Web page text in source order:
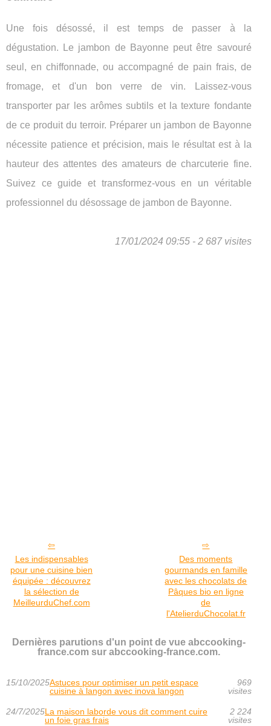
Une fois désossé, il est temps de passer à la
dégustation. Le jambon de Bayonne peut être savouré
seul, en chiffonnade, ou accompagné de pain frais, de
fromage, et d'un bon verre de vin. Laissez-vous
transporter par les arômes subtils et la texture fondante
de ce produit du terroir. Préparer un jambon de Bayonne
nécessite patience et précision, mais le résultat est à la
hauteur des attentes des amateurs de charcuterie fine.
Suivez ce guide et transformez-vous en un véritable
professionnel du désossage de jambon de Bayonne.
17/01/2024 09:55 - 2 687 visites
Les indispensables
pour une cuisine bien
équipée : découvrez
la sélection de
MeilleurduChef.com
Des moments
gourmands en famille
avec les chocolats de
Pâques bio en ligne
de
l'AtelierduChocolat.fr
Dernières parutions d'un point de vue abccooking-
france.com sur abccooking-france.com.
15/10/2025Astuces pour optimiser un petit espace
cuisine à langon avec inova langon
969
visites
24/7/2025La maison laborde vous dit comment cuire
un foie gras frais
2 224
visites